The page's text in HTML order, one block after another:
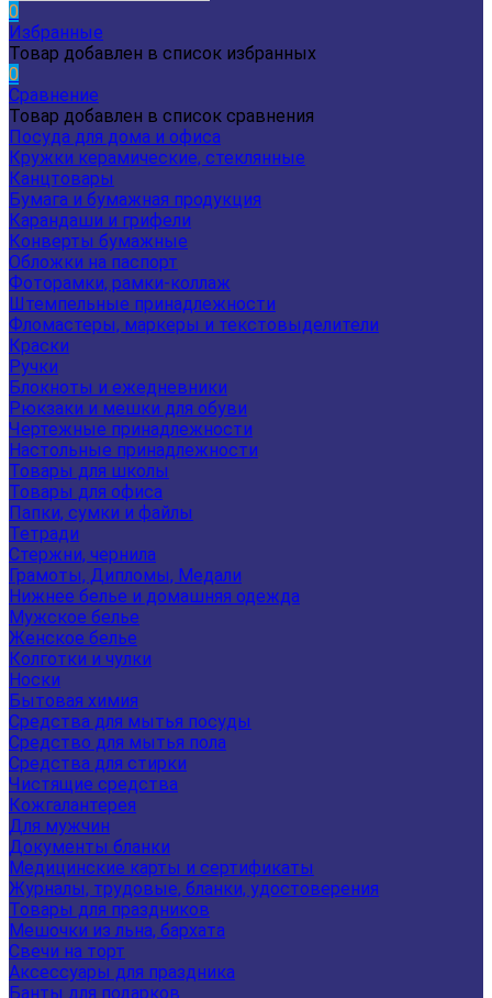
0
Избранные
Товар добавлен в список избранных
0
Сравнение
Товар добавлен в список сравнения
Посуда для дома и офиса
Кружки керамические, стеклянные
Канцтовары
Бумага и бумажная продукция
Карандаши и грифели
Конверты бумажные
Обложки на паспорт
Фоторамки, рамки-коллаж
Штемпельные принадлежности
Фломастеры, маркеры и текстовыделители
Краски
Ручки
Блокноты и ежедневники
Рюкзаки и мешки для обуви
Чертежные принадлежности
Настольные принадлежности
Товары для школы
Товары для офиса
Папки, сумки и файлы
Тетради
Стержни, чернила
Грамоты, Дипломы, Медали
Нижнее белье и домашняя одежда
Мужское белье
Женское белье
Колготки и чулки
Носки
Бытовая химия
Средства для мытья посуды
Средство для мытья пола
Средства для стирки
Чистящие средства
Кожгалантерея
Для мужчин
Документы бланки
Медицинские карты и сертификаты
Журналы, трудовые, бланки, удостоверения
Товары для праздников
Мешочки из льна, бархата
Свечи на торт
Аксессуары для праздника
Банты для подарков